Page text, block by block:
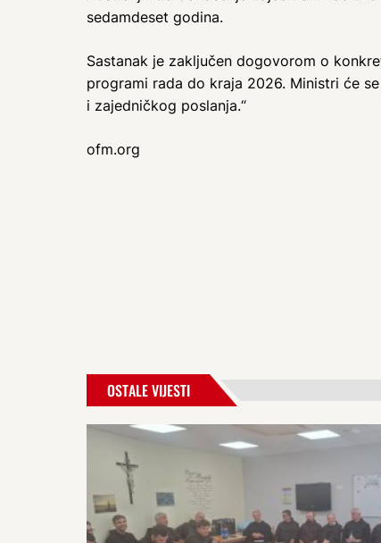
sedamdeset godina.
Sastanak je zaključen dogovorom o
programi rada do kraja 2026. Ministri će
i zajedničkog poslanja.“
ofm.org
OSTALE VIJESTI